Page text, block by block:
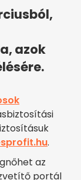
azok
.
az
portál